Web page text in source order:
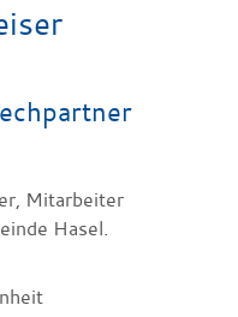
Mitarbeiter
Hasel.